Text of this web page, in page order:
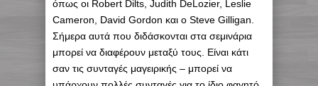
όπως οι Robert Dilts, Judith DeLozier, Leslie
Cameron, David Gordon και ο Steve Gilligan.
Σήμερα αυτά που διδάσκονται στα σεμινάρια
μπορεί να διαφέρουν μεταξύ τους. Είναι κάτι
σαν τις συνταγές μαγειρικής – μπορεί να